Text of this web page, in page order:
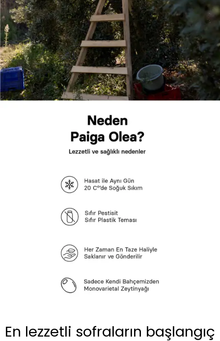
En lezzetli sofraların başlangıç